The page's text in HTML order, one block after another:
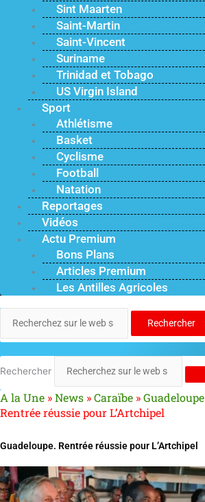
Sint Maarten
Saint-Martin
Saint-Vincent
Suriname
Trinidad et Tobago
US Virgin Island
Sport
Athlétisme
Basket
Cyclisme
Football
Natation
Reportages
Vidéos
Actu Premium
Bons Plans
Articles Premium
Les Antilles Agricoles
Rechercher
Rechercher
A la Une »News »Caraïbe »Guadeloupe
Rentrée réussie pour L’Artchipel
Guadeloupe. Rentrée réussie pour L’Artchipel